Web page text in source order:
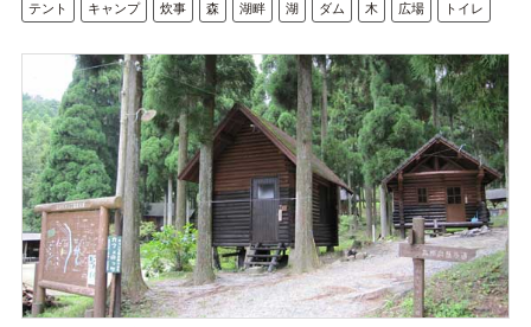
テント キャンプ 炊事 森 湖畔 湖 ダム 木 広場 トイレ